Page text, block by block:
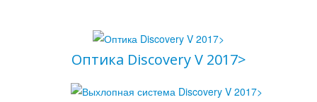
Оптика Discovery V 2017>